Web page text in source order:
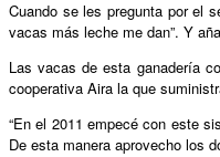
Cuando se les pregunta por el
vacas más leche me dan”. Y
Las vacas de esta ganadería
cooperativa Aira la que
“En el 2011 empecé con este
De esta manera aprovecho los